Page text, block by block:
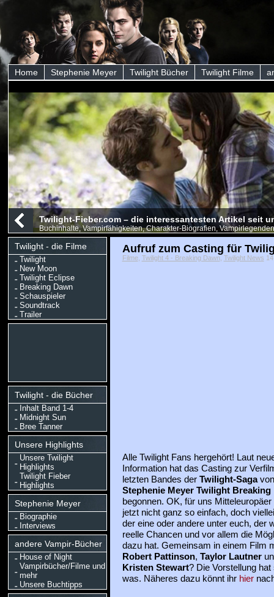
Home Stephenie Meyer Twilight Bücher Twilight Filme
Twilight-Fieber.com – die interessantesten Artikel seit
Buchinhalte, Vampirfähigkeiten, Charakter-Biografien,
Twilight - die Filme
Twilight
New Moon
Twilight Eclipse
Breaking Dawn
Schauspieler
Soundtrack
Trailer
Twilight - die Bücher
Inhalt Band 1-4
Midnight Sun
Bree Tanner
Unsere Highlights
Unsere Twilight
Highlights
Twilight Fieber
Highlights
Stephenie Meyer
Biographie
Interviews
andere Vampir-Bücher
House of Night
Vampirbücher/Filme und
mehr
Unsere Buchtipps
Aufruf zum Casting für
Filme, Twilight 4 - Breaking Dawn, Twilight News
Alle Twilight Fans hergehört! Laut
Information hat das Casting zur
letzten Bandes der Twilight-Sagavon
Stephenie Meyer Twilight Breaking
begonnen. OK, für uns Mitteleuropäer
jetzt nicht ganz so einfach, doch
der eine oder andere unter euch, der
reelle Chancen und vor allem die
dazu hat. Gemeinsam in einem Film
Robert Pattinson, Taylor Lautner
Kristen Stewart? Die Vorstellung hat
was. Näheres dazu könnt ihr hier